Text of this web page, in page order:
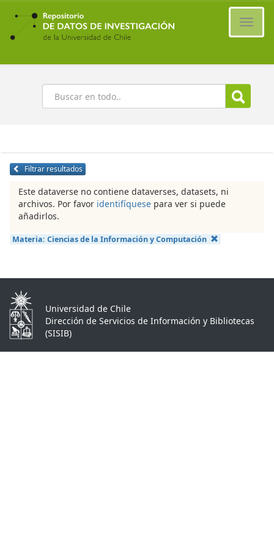
Ir
contenido
principal
Buscar
Filtrar resultados
Este dataverse no contiene dataverses, datasets, ni
archivos. Por favor identifíquese para ver si puede
añadirlos.
Materia: Ciencias de la Información y Computación
Universidad de Chile
Dirección de Servicios de Información y Bibliotecas
(SISIB)